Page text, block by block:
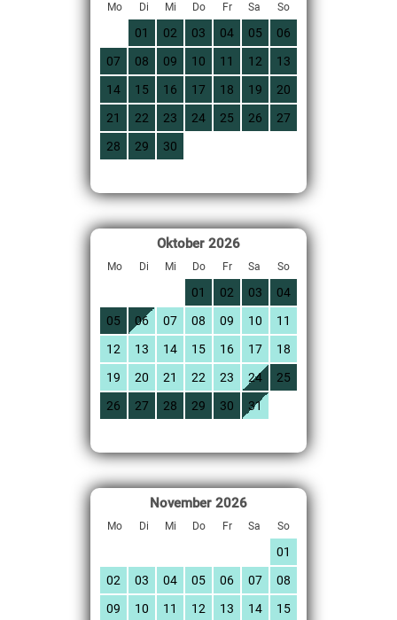
Mo Di Mi Do Fr Sa So
01 02 03 04 05
06
07
08 09 10 11 12
13
14
15 16 17 18 19
20
21
22 23 24 25 26
27
28
29 30
Oktober 2026
Mo Di Mi Do Fr Sa So
01 02 03
04
05
06 07 08 09 10
11
12
13 14 15 16 17
18
19
20 21 22 23 24
25
26
27 28 29 30 31
November 2026
Mo Di Mi Do Fr Sa So
01
02
03 04 05 06 07
08
09
10 11 12 13 14
15